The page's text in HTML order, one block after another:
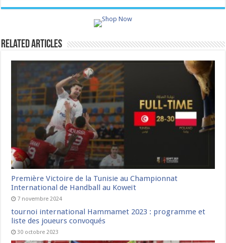
Related Articles
Première Victoire de la Tunisie au Championnat
International de Handball au Koweït
7 novembre 2024
tournoi international Hammamet 2023 : programme et
liste des joueurs convoqués
30 octobre 2023